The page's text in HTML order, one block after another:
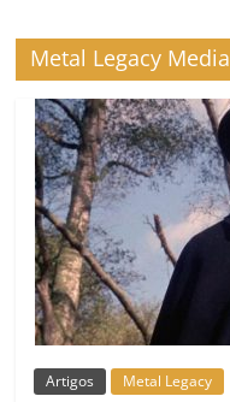
Metal Legacy Media
Artigos Metal Legacy